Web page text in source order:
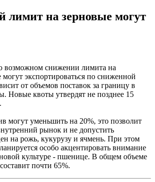
лимит на зерновые могут
возможном снижении лимита на
могут экспортироваться по сниженной
от объемов поставок за границу в
Новые квоты утвердят не позднее 15
могут уменьшить на 20%, это позволит
рынок и не допустить
на рожь, кукурузу и ячмень. При этом
особо акцентировать внимание
культуре - пшенице. В общем объеме
почти 65%.